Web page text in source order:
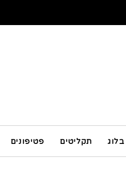
בלוג תקליטים פטיפונים